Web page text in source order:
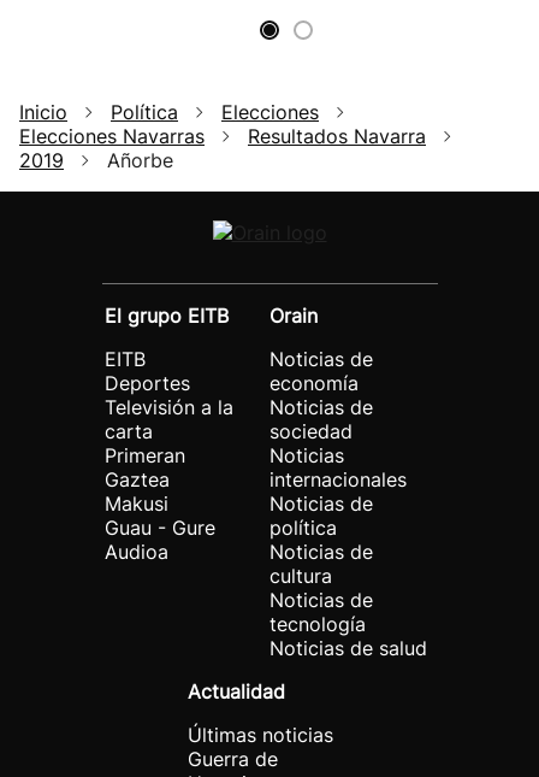
Inicio Política
Elecciones
Elecciones Navarras
Resultados Navarra
2019
Añorbe
El grupo EITB
EITB
Deportes
Televisión a la
carta
Primeran
Gaztea
Makusi
Guau - Gure
Audioa
Orain
Noticias de
economía
Noticias de
sociedad
Noticias
internacionales
Noticias de
política
Noticias de
cultura
Noticias de
tecnología
Noticias de salud
Actualidad
Últimas noticias
Guerra de